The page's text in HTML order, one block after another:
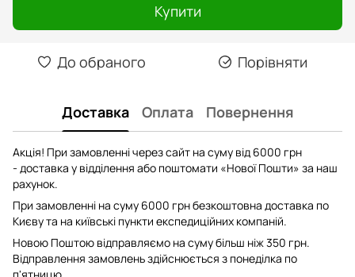
Купити
До обраного Порівняти
Доставка Оплата Повернення
Акція! При замовленні через сайт на суму від 6000 грн
- доставка у відділення або поштомати «Нової Пошти» за наш
рахунок.
При замовленні на суму 6000 грн безкоштовна доставка по
Києву та на київські пункти експедиційних компаній.
Новою Поштою відправляємо на суму більш ніж 350 грн.
Відправлення замовлень здійснюється з понеділка по
п'ятницю.